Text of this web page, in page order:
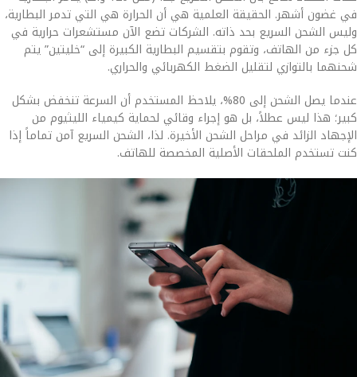
في غضون أشهر. الحقيقة العلمية هي أن الحرارة هي التي تدمر البطارية،
وليس الشحن السريع بحد ذاته. الشركات تضع الآن مستشعرات حرارية في
كل جزء من الهاتف، وتقوم بتقسيم البطارية الكبيرة إلى “خليتين” يتم
شحنهما بالتوازي لتقليل الضغط الكهربائي والحراري.
عندما يصل الشحن إلى 80%، يلاحظ المستخدم أن السرعة تنخفض بشكل
كبير؛ هذا ليس عطلاً، بل هو إجراء وقائي لحماية كيمياء الليثيوم من
الإجهاد الزائد في مراحل الشحن الأخيرة. لذا، الشحن السريع آمن تماماً إذا
كنت تستخدم الملحقات الأصلية المخصصة للهاتف.